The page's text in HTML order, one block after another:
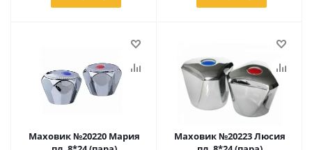
Маховик №20220 Мария
Маховик №20223 Люсия